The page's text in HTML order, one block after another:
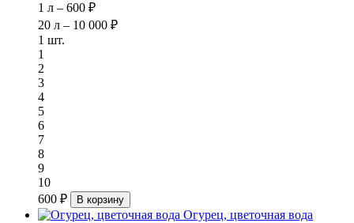
1 л – 600 ₽
20 л – 10 000 ₽
1 шт.
1
2
3
4
5
6
7
8
9
10
600 ₽
В корзину
Огурец, цветочная вода